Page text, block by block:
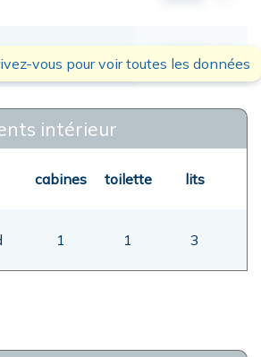
00,00
vous pour voir toutes les données
intérieur
cabines toilette lits
1 1 3